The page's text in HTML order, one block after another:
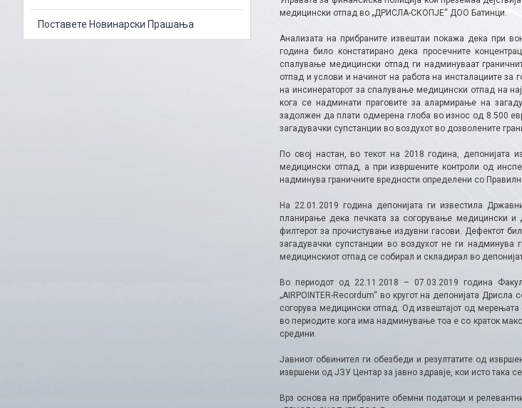
медицински отпад во „ДРИСЛА-СКОПЈЕ“ ДОО Батинци.
Анализата на прибраните извештаи покажа дека при
година било констатирано дека просечните
спалување медицински отпад ги надминуваат
отпад и услови и начинот на работа на инсталациите
на инсинераторот за спалување медицински отпад на
кога се надминати праговите за алармирање на
задолжен да плати одмерена глоба во износ од 8.500
загадувачки супстанции во воздухот во дозволените
По овој настан, во текот на 2018 година, депонијата
медицински отпад, а при извршените контроли од
надминува граничните вредности определени со
На 22.01.2019 година депонијата ги известила
планирање дека печката за согорување медицински
филтерот за прочистување издувни гасови. Дефектот
загадувачки супстанции во воздухот не ги надминува
медицинскиот отпад се собирал и складирал во
Во периодот од 22.11.2018 – 07.03.2019 година
„AIRPOINTER-Recordum“ во кругот на депонијата
согорува медицински отпад. Од извештајот од
во периодите кога има надминување тоа е со краток
средини.
Јавниот обвинител ги обезбеди и резултатите од
извршени од ЈЗУ Центар за јавно здравје, кои исто така
Врз основа на прибраните обемни податоци и
Поставете Новинарски Прашања